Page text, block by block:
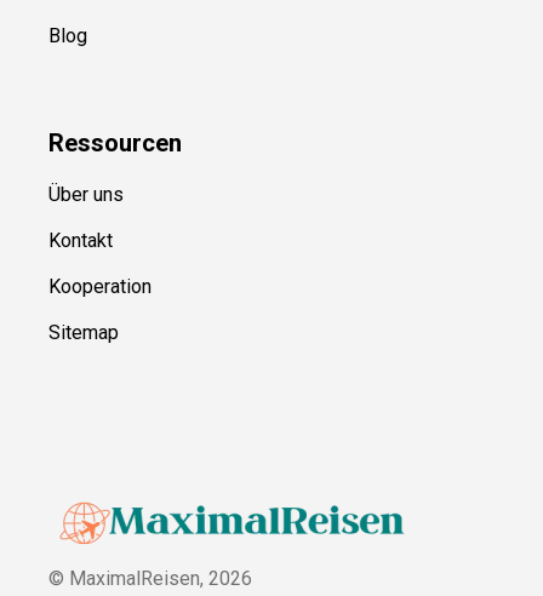
Blog
Ressourcen
Über uns
Kontakt
Kooperation
Sitemap
© MaximalReisen, 2026